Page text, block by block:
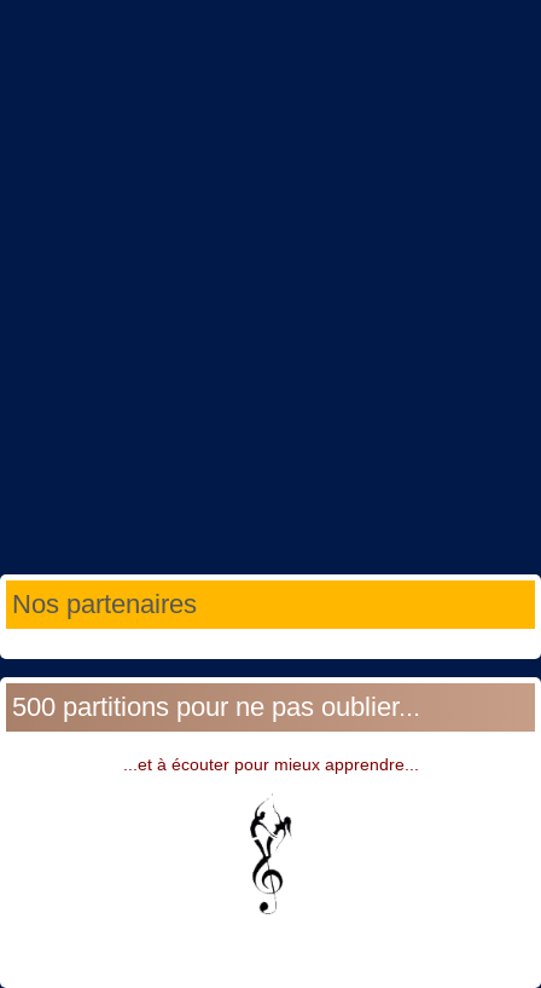
Nos partenaires
500 partitions pour ne pas oublier...
...et à écouter pour mieux apprendre...
Année
précédente
Mois
précédent
Année
suivante
Mois
suivant